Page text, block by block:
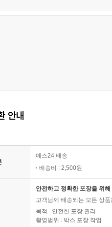
안내
예스24 배송
배송비 : 2,500원
안전하고 정확한 포장을 위
고객님께 배송되는 모든 상
목적 : 안전한 포장 관리
촬영범위 : 박스 포장 작업